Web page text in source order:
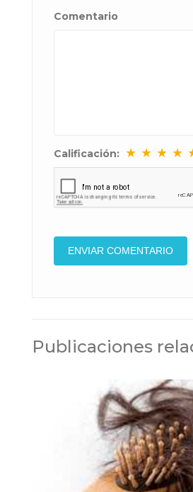
Comentario
Calificación: ★ ★ ★ ★
Publicaciones